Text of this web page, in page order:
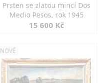
Prsten se zlatou mincí Dos
Medio Pesos, rok 1945
15 600 Kč
NOVÉ